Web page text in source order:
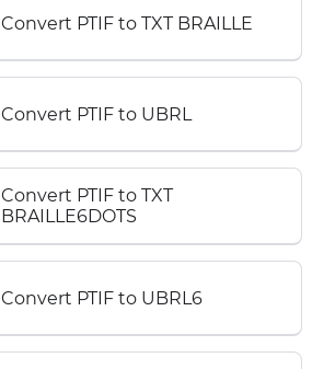
Convert PTIF to TXT BRAILLE
Convert PTIF to UBRL
Convert PTIF to TXT
BRAILLE6DOTS
Convert PTIF to UBRL6